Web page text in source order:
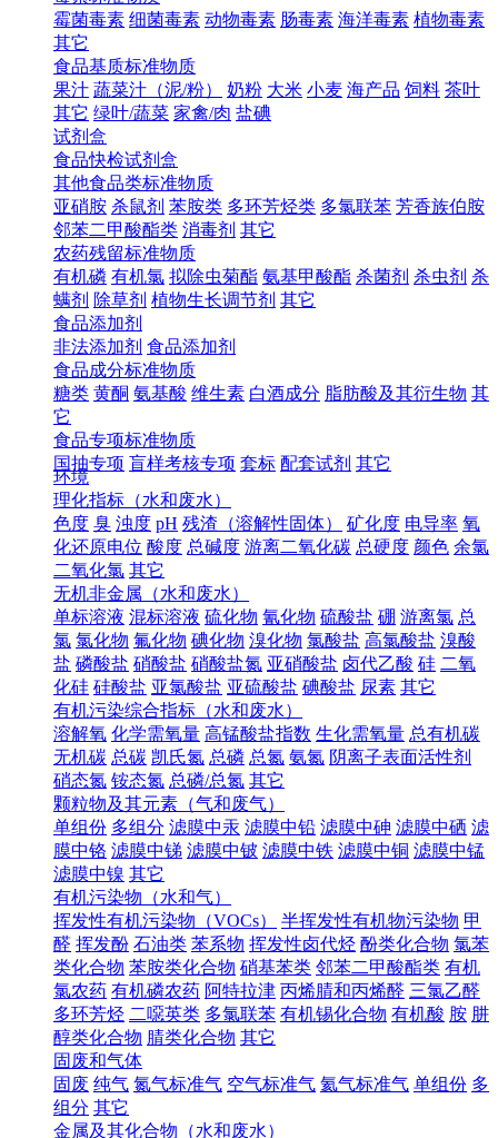
霉菌毒素 细菌毒素 动物毒素 肠毒素 海洋毒素 植物毒素
其它
食品基质标准物质
果汁 蔬菜汁（泥/粉） 奶粉 大米 小麦 海产品 饲料 茶叶
其它 绿叶/蔬菜 家禽/肉 盐碘
试剂盒
食品快检试剂盒
其他食品类标准物质
亚硝胺 杀鼠剂 苯胺类 多环芳烃类 多氯联苯 芳香族伯胺
邻苯二甲酸酯类 消毒剂 其它
农药残留标准物质
有机磷 有机氯 拟除虫菊酯 氨基甲酸酯 杀菌剂 杀虫剂 杀
螨剂 除草剂 植物生长调节剂 其它
食品添加剂
非法添加剂 食品添加剂
食品成分标准物质
糖类 黄酮 氨基酸 维生素 白酒成分 脂肪酸及其衍生物 其
它
食品专项标准物质
国抽专项 盲样考核专项 套标 配套试剂 其它
环境
理化指标（水和废水）
色度 臭 浊度 pH 残渣（溶解性固体） 矿化度 电导率 氧
化还原电位 酸度 总碱度 游离二氧化碳 总硬度 颜色 余氯
二氧化氯 其它
无机非金属（水和废水）
单标溶液 混标溶液 硫化物 氰化物 硫酸盐 硼 游离氯 总
氯 氯化物 氟化物 碘化物 溴化物 氯酸盐 高氯酸盐 溴酸
盐 磷酸盐 硝酸盐 硝酸盐氮 亚硝酸盐 卤代乙酸 硅 二氧
化硅 硅酸盐 亚氯酸盐 亚硫酸盐 碘酸盐 尿素 其它
有机污染综合指标（水和废水）
溶解氧 化学需氧量 高锰酸盐指数 生化需氧量 总有机碳
无机碳 总碳 凯氏氮 总磷 总氮 氨氮 阴离子表面活性剂
硝态氮 铵态氮 总磷/总氮 其它
颗粒物及其元素（气和废气）
单组份 多组分 滤膜中汞 滤膜中铅 滤膜中砷 滤膜中硒 滤
膜中铬 滤膜中锑 滤膜中铍 滤膜中铁 滤膜中铜 滤膜中锰
滤膜中镍 其它
有机污染物（水和气）
挥发性有机污染物（VOCs）
半挥发性有机物污染物 甲
醛 挥发酚 石油类 苯系物 挥发性卤代烃 酚类化合物 氯苯
类化合物 苯胺类化合物 硝基苯类 邻苯二甲酸酯类 有机
氯农药 有机磷农药 阿特拉津 丙烯腈和丙烯醛 三氯乙醛
多环芳烃 二噁英类 多氯联苯 有机锡化合物 有机酸 胺 肼
醇类化合物 腈类化合物 其它
固废和气体
固废 纯气 氮气标准气 空气标准气 氦气标准气 单组份 多
组分 其它
金属及其化合物（水和废水）